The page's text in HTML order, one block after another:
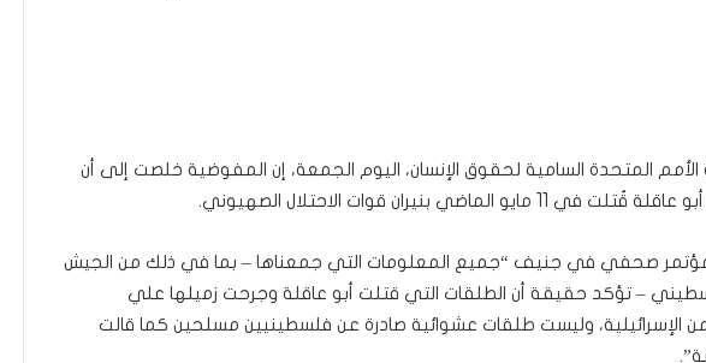
المتحدة السامية لحقوق الإنسان، اليوم الجمعة، إن المفوضية خلصت إلى أن
بنيران قوات الاحتلال الصهيوني.
صحفي في جنيف “جميع المعلومات التي جمعناها – بما في ذلك من الجيش
– تؤكد حقيقة أن الطلقات التي قتلت أبو عاقلة وجرحت زميلها علي
الإسرائيلية، وليست طلقات عشوائية صادرة عن فلسطينيين مسلحين كما قالت
والسنغال
الأمم المتحدة:التصعيد بين إيران وواشنطن